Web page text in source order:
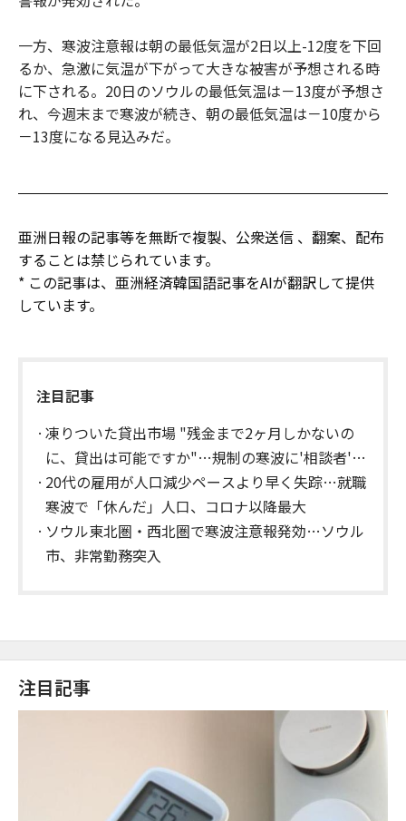
一方、寒波注意報は朝の最低気温が2日以上-12度を下回
るか、急激に気温が下がって大きな被害が予想される時
に下される。20日のソウルの最低気温は－13度が予想さ
れ、今週末まで寒波が続き、朝の最低気温は－10度から
－13度になる見込みだ。
亜洲日報の記事等を無断で複製、公衆送信 、翻案、配布
することは禁じられています。
* この記事は、亜洲経済韓国語記事をAIが翻訳して提供
しています。
注目記事
凍りついた貸出市場 "残金まで2ヶ月しかないの
に、貸出は可能ですか"…規制の寒波に'相談者'を
求めて三万里
20代の雇用が人口減少ペースより早く失踪…就職
寒波で「休んだ」人口、コロナ以降最大
ソウル東北圏・西北圏で寒波注意報発効…ソウル
市、非常勤務突入
注目記事